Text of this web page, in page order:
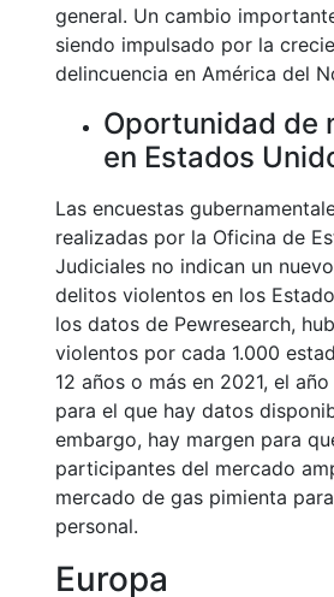
general. Un cambio
siendo impulsado por la
delincuencia en América del
Oportunidad de
en Estados
Las encuestas
realizadas por la Oficina de
Judiciales no indican un
delitos violentos en los
los datos de Pewresearch,
violentos por cada 1.000
12 años o más en 2021, el
para el que hay datos
embargo, hay margen para
participantes del mercado
mercado de gas pimienta
personal.
Europa